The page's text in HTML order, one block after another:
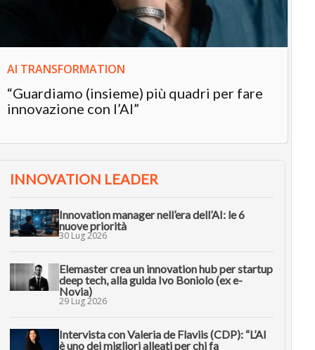
AI TRANSFORMATION
“Guardiamo (insieme) più quadri per fare
innovazione con l’AI”
INNOVATION LEADER
Innovation manager nell’era dell’AI: le 6
nuove priorità
30 Lug 2026
Elemaster crea un innovation hub per startup
deep tech, alla guida Ivo Boniolo (ex e-
Novia)
29 Lug 2026
Intervista con Valeria de Flaviis (CDP): “L’AI
è uno dei migliori alleati per chi fa